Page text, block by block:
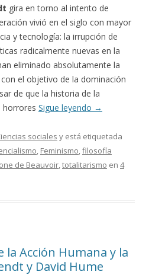
gira en torno al intento de
vivió en el siglo con mayor
y tecnología: la irrupción de
radicalmente nuevas en la
eliminado absolutamente la
el objetivo de la dominación
de que la historia de la
horrores Sigue leyendo →
sociales y está etiquetada
, Feminismo,filosofía
de Beauvoir,totalitarismo en 4
la Acción Humana y la
y David Hume